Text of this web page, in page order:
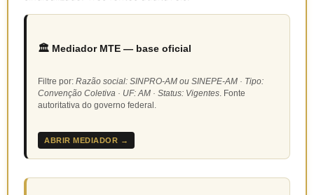
🏛️ Mediador MTE — base oficial
Filtre por: Razão social: SINPRO-AM ou SINEPE-AM · Tipo:
Convenção Coletiva · UF: AM · Status: Vigentes. Fonte
autoritativa do governo federal.
ABRIR MEDIADOR →